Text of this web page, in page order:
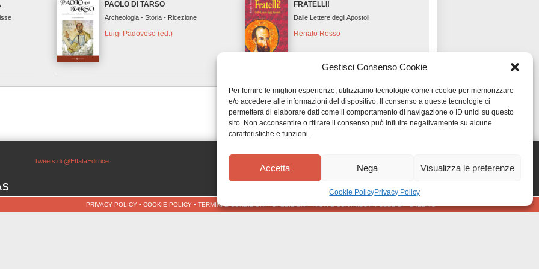
Gestisci Consenso Cookie
Per fornire le migliori esperienze, utilizziamo tecnologie come i cookie per memorizzare
e/o accedere alle informazioni del dispositivo. Il consenso a queste tecnologie ci
permetterà di elaborare dati come il comportamento di navigazione o ID unici su questo
sito. Non acconsentire o ritirare il consenso può influire negativamente su alcune
caratteristiche e funzioni.
Accetta Nega Visualizza le preferenze
Cookie PolicyPrivacy Policy
PAOLO DI TARSO
Archeologia - Storia - Ricezione
Luigi Padovese (ed.)
FRATELLI!
Dalle Lettere degli Apostoli
Renato Rosso
FUORI CATALOGO
Tweets di @EffataEditrice
PRIVACY POLICY • COOKIE POLICY • TERMINI E CONDIZIONI